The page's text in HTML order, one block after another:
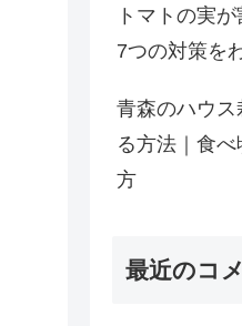
トマトの実
7つの対策を
青森のハウ
る方法｜食
方
最近のコ